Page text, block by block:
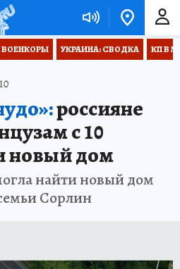
ВОЕНКОРЫ УКРАИНА: СВОДКА КП В
россияне
с 10
новый дом
найти новый дом
Сорлин